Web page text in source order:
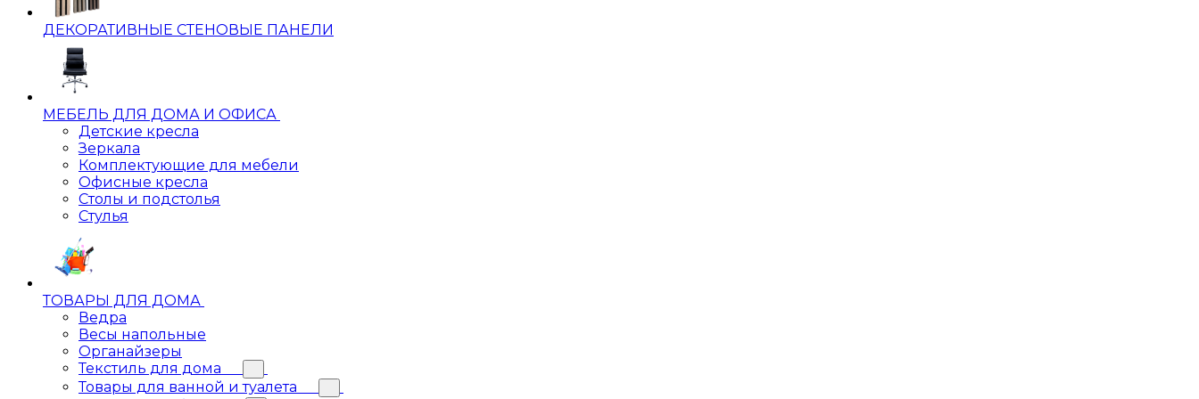
ДЕКОРАТИВНЫЕ СТЕНОВЫЕ ПАНЕЛИ
МЕБЕЛЬ ДЛЯ ДОМА И ОФИСА
Детские кресла
Зеркала
Комплектующие для мебели
Офисные кресла
Столы и подстолья
Стулья
ТОВАРЫ ДЛЯ ДОМА
Ведра
Весы напольные
Органайзеры
Текстиль для дома
Товары для ванной и туалета